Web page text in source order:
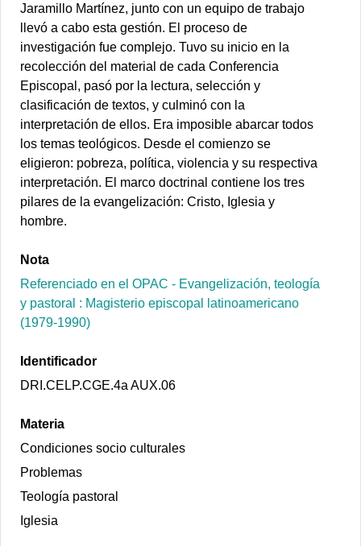
Jaramillo Martínez, junto con un equipo de trabajo
llevó a cabo esta gestión. El proceso de
investigación fue complejo. Tuvo su inicio en la
recolección del material de cada Conferencia
Episcopal, pasó por la lectura, selección y
clasificación de textos, y culminó con la
interpretación de ellos. Era imposible abarcar todos
los temas teológicos. Desde el comienzo se
eligieron: pobreza, política, violencia y su respectiva
interpretación. El marco doctrinal contiene los tres
pilares de la evangelización: Cristo, Iglesia y
hombre.
Nota
Referenciado en el OPAC - Evangelización, teología
y pastoral : Magisterio episcopal latinoamericano
(1979-1990)
Identificador
DRI.CELP.CGE.4a AUX.06
Materia
Condiciones socio culturales
Problemas
Teología pastoral
Iglesia